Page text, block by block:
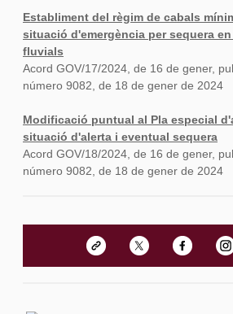
Establiment del règim de cabals
situació d'emergència per sequera
fluvials
Acord GOV/17/2024, de 16 de gener,
número 9082, de 18 de gener de 2024
Modificació puntual al Pla especial
situació d'alerta i eventual sequera
Acord GOV/18/2024, de 16 de gener,
número 9082, de 18 de gener de 2024